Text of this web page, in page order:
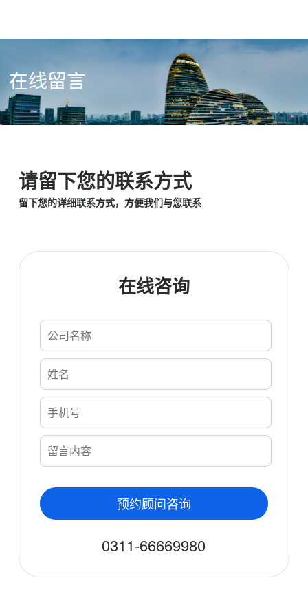
在线留言
请留下您的联系方式
留下您的详细联系方式，方便我们与您联系
在线咨询
预约顾问咨询
0311-66669980